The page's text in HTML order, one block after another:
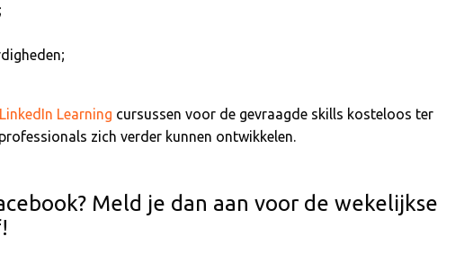
LinkedIn Learning cursussen voor de gevraagde skills kosteloos ter
zich verder kunnen ontwikkelen.
Meld je dan aan voor de wekelijkse